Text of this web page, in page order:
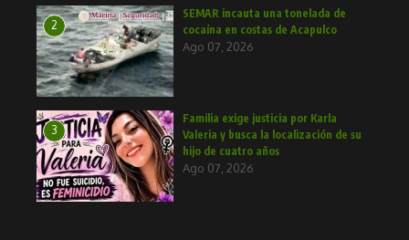
2
SEMAR incauta una tonelada de
cocaína en costas de Acapulco
Ago 07, 2026
3
Familia exige justicia por Karla
Valeria y busca la localización de su
hijo de cuatro años
Ago 07, 2026